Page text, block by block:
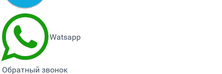
Watsapp
Обратный звонок